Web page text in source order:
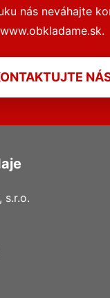
nás neváhajte
www.obkladame.sk.
s.r.o.